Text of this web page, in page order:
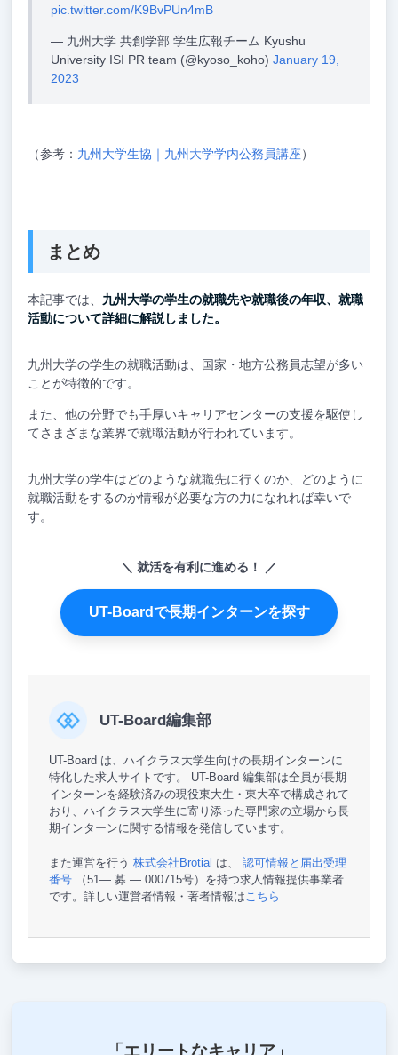
pic.twitter.com/K9BvPUn4mB
— 九州大学 共創学部 学生広報チーム Kyushu
University ISI PR team (@kyoso_koho)January 19,
2023
（参考： 九州大学生協｜九州大学学内公務員講座）
まとめ
本記事では、 九州大学の学生の就職先や就職後の年収、就職
活動について詳細に解説しました。
九州大学の学生の就職活動は、国家・地方公務員志望が多い
ことが特徴的です。
また、他の分野でも手厚いキャリアセンターの支援を駆使し
てさまざまな業界で就職活動が行われています。
九州大学の学生はどのような就職先に行くのか、どのように
就職活動をするのか情報が必要な方の力になれれば幸いで
す。
就活を有利に進める！
UT-Boardで長期インターンを探す
UT-Board編集部
UT-Board は、ハイクラス大学生向けの長期インターンに
特化した求人サイトです。 UT-Board 編集部は全員が長期
インターンを経験済みの現役東大生・東大卒で構成されて
おり、ハイクラス大学生に寄り添った専門家の立場から長
期インターンに関する情報を発信しています。
また運営を行う 株式会社Brotial は、 認可情報と届出受理
番号（51— 募 — 000715号）を持つ求人情報提供事業者
です。詳しい運営者情報・著者情報は こちら
「エリートなキャリア」